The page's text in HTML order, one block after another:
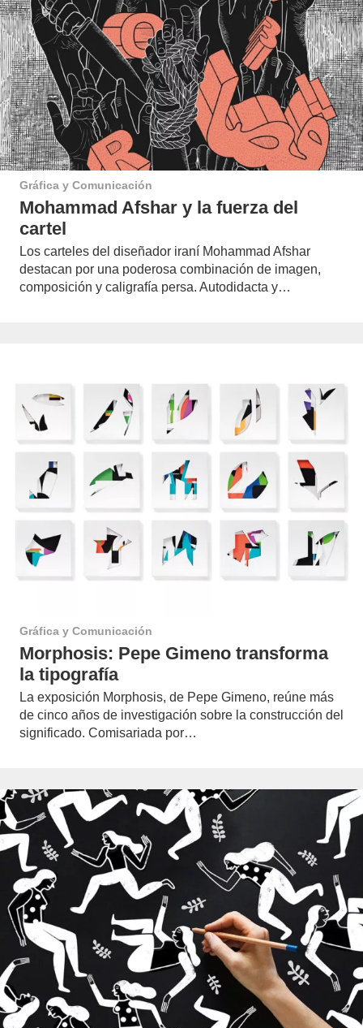
Gráfica y Comunicación
Mohammad Afshar y la fuerza del
cartel
Los carteles del diseñador iraní Mohammad Afshar
destacan por una poderosa combinación de imagen,
composición y caligrafía persa. Autodidacta y…
Gráfica y Comunicación
Morphosis: Pepe Gimeno transforma
la tipografía
La exposición Morphosis, de Pepe Gimeno, reúne más
de cinco años de investigación sobre la construcción del
significado. Comisariada por…